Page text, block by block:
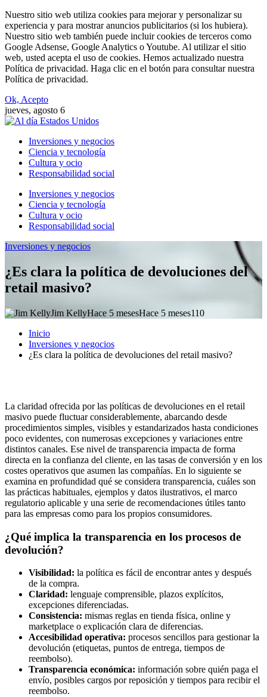
Nuestro sitio web utiliza cookies para mejorar y personalizar su
experiencia y para mostrar anuncios publicitarios (si los hubiera).
Nuestro sitio web también puede incluir cookies de terceros como
Google Adsense, Google Analytics o Youtube. Al utilizar el sitio
web, usted acepta el uso de cookies. Hemos actualizado nuestra
Política de privacidad. Haga clic en el botón para consultar nuestra
Política de privacidad.
Ok, Acepto
jueves, agosto 6
Inversiones y negocios
Ciencia y tecnología
Cultura y ocio
Responsabilidad social
Inversiones y negocios
Ciencia y tecnología
Cultura y ocio
Responsabilidad social
Inversiones y negocios
¿Es clara la política de devoluciones del
retail masivo?
Jim KellyHace 5 mesesHace 5 meses110
Inicio
Inversiones y negocios
¿Es clara la política de devoluciones del retail masivo?
La claridad ofrecida por las políticas de devoluciones en el retail
masivo puede fluctuar considerablemente, abarcando desde
procedimientos simples, visibles y estandarizados hasta condiciones
poco evidentes, con numerosas excepciones y variaciones entre
distintos canales. Ese nivel de transparencia impacta de forma
directa en la confianza del cliente, en las tasas de conversión y en los
costes operativos que asumen las compañías. En lo siguiente se
examina en profundidad qué se considera transparencia, cuáles son
las prácticas habituales, ejemplos y datos ilustrativos, el marco
regulatorio aplicable y una serie de recomendaciones útiles tanto
para las empresas como para los propios consumidores.
¿Qué implica la transparencia en los procesos de
devolución?
Visibilidad: la política es fácil de encontrar antes y después
de la compra.
Claridad: lenguaje comprensible, plazos explícitos,
excepciones diferenciadas.
Consistencia: mismas reglas en tienda física, online y
marketplace o explicación clara de diferencias.
Accesibilidad operativa: procesos sencillos para gestionar la
devolución (etiquetas, puntos de entrega, tiempos de
reembolso).
Transparencia económica: información sobre quién paga el
envío, posibles cargos por reposición y tiempos para recibir el
reembolso.